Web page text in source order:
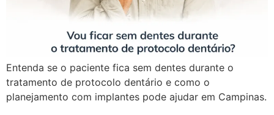
Entenda se o paciente fica sem dentes durante o
tratamento de protocolo dentário e como o
planejamento com implantes pode ajudar em Campinas.